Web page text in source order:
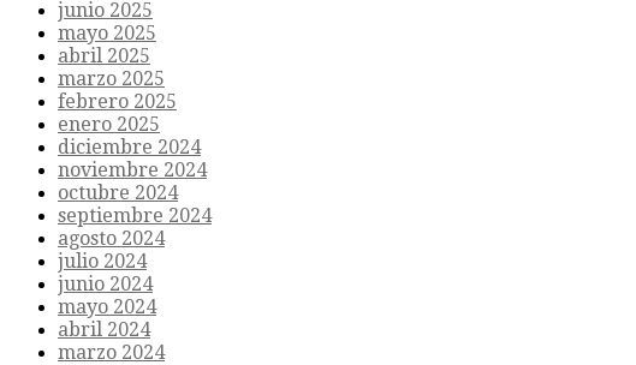
junio 2025
mayo 2025
abril 2025
marzo 2025
febrero 2025
enero 2025
diciembre 2024
noviembre 2024
octubre 2024
septiembre 2024
agosto 2024
julio 2024
junio 2024
mayo 2024
abril 2024
marzo 2024